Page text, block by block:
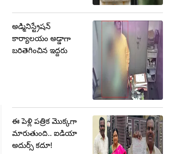
అడ్మినిస్ట్రేషన్‌
కార్యాలయం అడ్డాగా
బరితెగించిన ఇద్దరు
ఈ పెళ్లి పత్రిక మొక్కగా
మారుతుంది.. ఐడియా
అదుర్స్ కదూ!